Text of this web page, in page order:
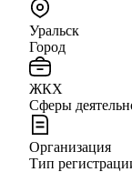
Уральск
Город
ЖКХ
Сферы
Организация
Тип